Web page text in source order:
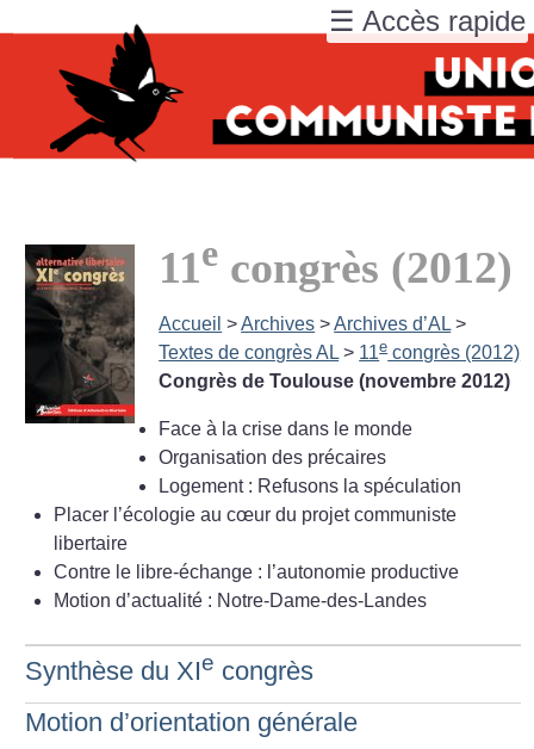
11e congrès (2012)
Accueil >Archives >Archives d’AL >
Textes de congrès AL > 11econgrès (2012)
Congrès de Toulouse (novembre 2012)
Face à la crise dans le monde
Organisation des précaires
Logement : Refusons la spéculation
Placer l’écologie au cœur du projet communiste
libertaire
Contre le libre-échange : l’autonomie productive
Motion d’actualité : Notre-Dame-des-Landes
Synthèse du XIe congrès
Motion d’orientation générale
☰ Accès rapide